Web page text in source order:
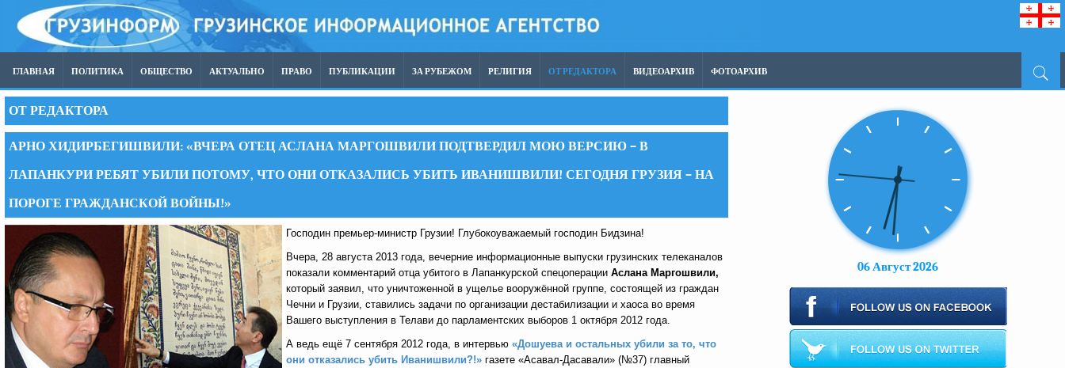
ГЛАВНАЯ ПОЛИТИКА ОБЩЕСТВО АКТУАЛЬНО ПРАВО ПУБЛИКАЦИИ ЗА РУБЕЖОМ РЕЛИГИЯ ОТ РЕДАКТОРА ВИДЕОАРХИВ ФОТОАРХИВ
ОТ РЕДАКТОРА
АРНО ХИДИРБЕГИШВИЛИ: «ВЧЕРА ОТЕЦ АСЛАНА МАРГОШВИЛИ ПОДТВЕРДИЛ МОЮ ВЕРСИЮ – В
ЛАПАНКУРИ РЕБЯТ УБИЛИ ПОТОМУ, ЧТО ОНИ ОТКАЗАЛИСЬ УБИТЬ ИВАНИШВИЛИ! СЕГОДНЯ ГРУЗИЯ – НА
ПОРОГЕ ГРАЖДАНСКОЙ ВОЙНЫ!»
Господин премьер-министр Грузии! Глубокоуважаемый господин Бидзина!
Вчера, 28 августа 2013 года, вечерние информационные выпуски грузинских телеканалов
показали комментарий отца убитого в Лапанкурской спецоперации Аслана Маргошвили,
который заявил, что уничтоженной в ущелье вооружённой группе, состоящей из граждан
Чечни и Грузии, ставились задачи по организации дестабилизации и хаоса во время
Вашего выступления в Телави до парламентских выборов 1 октября 2012 года.
А ведь ещё 7 сентября 2012 года, в интервью «Дошуева и остальных убили за то, что
они отказались убить Иванишвили?!» газете «Асавал-Дасавали» (№37) главный
06 Август 2026